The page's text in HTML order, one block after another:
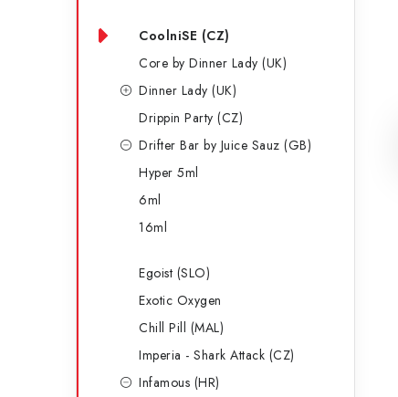
CoolniSE (CZ)
Core by Dinner Lady (UK)
Dinner Lady (UK)
Drippin Party (CZ)
Drifter Bar by Juice Sauz (GB)
Hyper 5ml
6ml
16ml
Egoist (SLO)
Exotic Oxygen
Chill Pill (MAL)
Imperia - Shark Attack (CZ)
Infamous (HR)